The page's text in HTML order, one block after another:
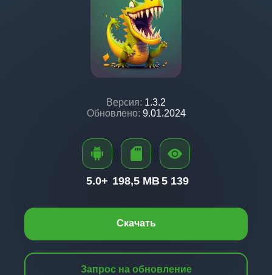
Версия: 1.3.2
Обновлено: 9.01.2024
Скачать
Запрос на обновление
5.0+ 198,5 MB5 139